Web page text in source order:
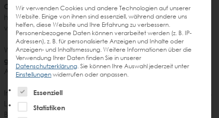
Ob ChatGPT, Terminator oder PlayGround AI– wir alle
haben schon von mindestens einer KI gehört und sie
vielleicht auch genutzt.
Wir fragen uns natürlich:Wie kann KI in der Werbung
genutzt werden?Was bedeutet diese Entwicklung für
Agenturen und Marken?
In Folge 36 beschäftigen sich Peter Dräger (GREYshopper),
Lars Roisch (STEIN) und Marco Ziegler (Des Wahnsinns Fette
Beute) mit genau diesem Thema.
Wir verwenden Cookies und andere Technologien auf unserer
Website. Einige von ihnen sind essenziell, während andere uns
helfen, diese Website und Ihre Erfahrung zu verbessern.
Personenbezogene Daten können verarbeitet werden (z. B. IP-
Adressen), z. B. für personalisierte Anzeigen und Inhalte oder
Anzeigen- und Inhaltsmessung. Weitere Informationen über die
Verwendung Ihrer Daten finden Sie in unserer
Datenschutzerklärung. Sie können Ihre Auswahl jederzeit unter
Einstellungen widerrufen oder anpassen.
Es folgt eine Liste der Service-Gruppen, für die eine
Essenziell
Statistiken